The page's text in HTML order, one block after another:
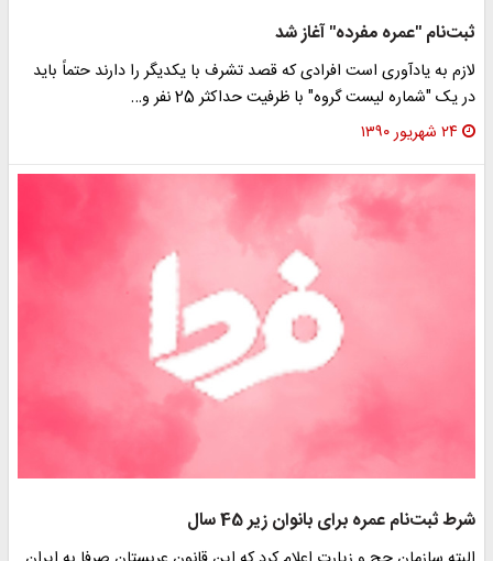
ثبت‌نام "عمره مفرده" آغاز شد
لازم به یادآوری است افرادی که قصد تشرف با یکدیگر را دارند حتماً باید
در یک "‌شماره لیست گروه" با ظرفیت حداکثر 25 نفر و…
۲۴ شهریور ۱۳۹۰
شرط ثبت‌نام عمره برای بانوان زير 45 سال